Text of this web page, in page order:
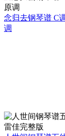
念归去钢琴谱 C
调